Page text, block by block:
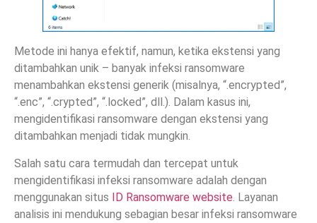
Metode ini hanya efektif, namun, ketika ekstensi yang
ditambahkan unik – banyak infeksi ransomware
menambahkan ekstensi generik (misalnya, “.encrypted”,
“.enc”, “.crypted”, “.locked”, dll.). Dalam kasus ini,
mengidentifikasi ransomware dengan ekstensi yang
ditambahkan menjadi tidak mungkin.
Salah satu cara termudah dan tercepat untuk
mengidentifikasi infeksi ransomware adalah dengan
menggunakan situs ID Ransomware website . Layanan
analisis ini mendukung sebagian besar infeksi ransomware